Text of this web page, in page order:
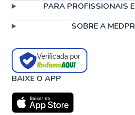
PARA PROFISSIONAIS
SOBRE A
Verificada por
BAIXE O APP